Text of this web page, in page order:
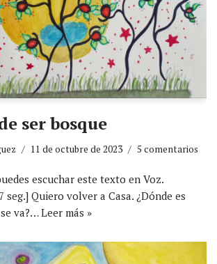
ser bosque
11 de octubre de 2023 5 comentarios
escuchar este texto en Voz.
seg.] Quiero volver a Casa. ¿Dónde es
va?…Leer más »